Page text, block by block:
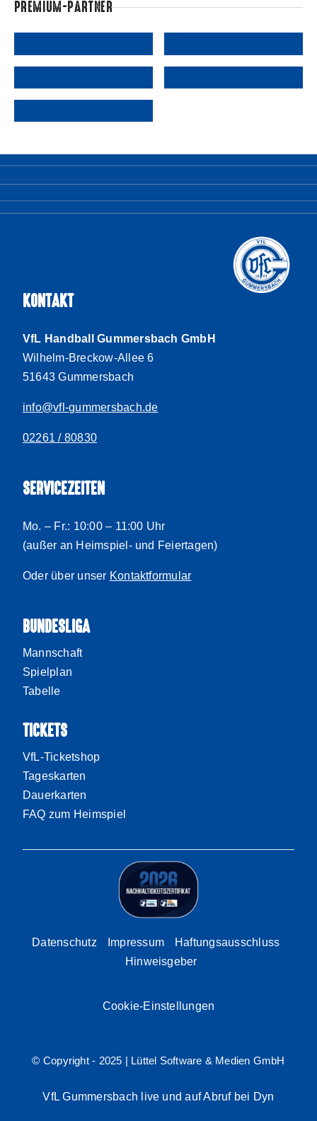
PREMIUM-PARTNER
KONTAKT
VfL Handball Gummersbach GmbH
Wilhelm-Breckow-Allee 6
51643 Gummersbach
info@vfl-gummersbach.de
02261 / 80830
SERVICEZEITEN
Mo. – Fr.: 10:00 – 11:00 Uhr
(außer an Heimspiel- und Feiertagen)
Oder über unser Kontaktformular
BUNDESLIGA
Mannschaft
Spielplan
Tabelle
TICKETS
VfL-Ticketshop
Tageskarten
Dauerkarten
FAQ zum Heimspiel
Datenschutz Impressum
Haftungsausschluss
Hinweisgeber
Cookie-Einstellungen
© Copyright - 2025 | Lüttel Software & Medien GmbH
VfL Gummersbach live und auf Abruf bei Dyn